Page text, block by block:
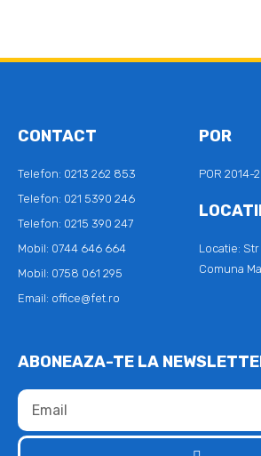
CONTACT
Telefon: 0213 262 853
Telefon: 021 5390 246
Telefon: 0215 390 247
Mobil: 0744 646 664
Mobil: 0758 061 295
Email: office@fet.ro
POR
POR 2014-
Locatie:
Comuna
ABONEAZA-TE LA
Email
Submit